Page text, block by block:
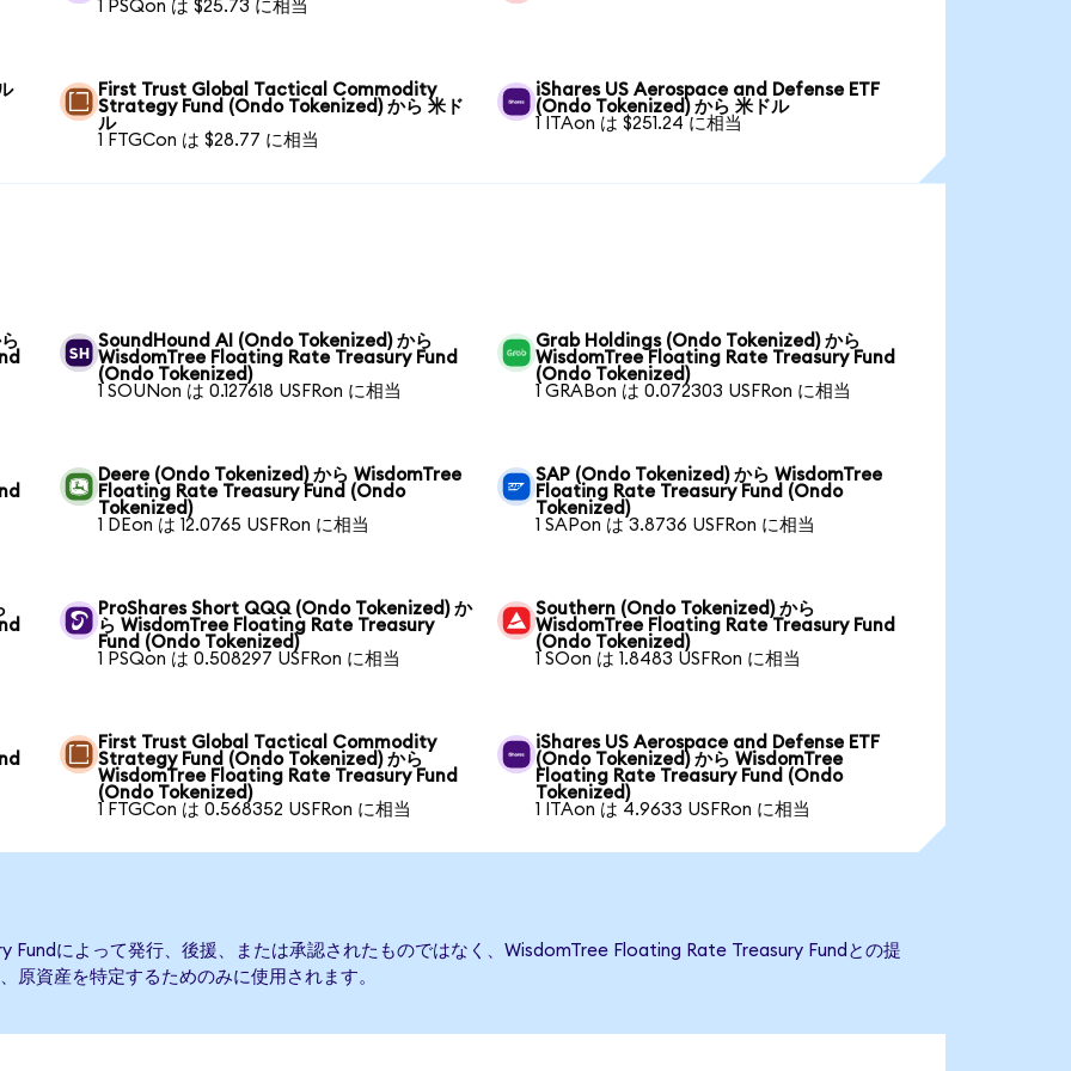
1 PSQon は $25.73 に相当
First Trust Global Tactical Commodity
Strategy Fund (Ondo Tokenized) から 米ド
ル
1 FTGCon は $28.77 に相当
iShares US Aerospace and Defense ETF
(Ondo Tokenized) から 米ドル
1 ITAon は $251.24 に相当
SoundHound AI (Ondo Tokenized) から
WisdomTree Floating Rate Treasury Fund
(Ondo Tokenized)
1 SOUNon は 0.127618 USFRon に相当
Grab Holdings (Ondo Tokenized) から
WisdomTree Floating Rate Treasury Fund
(Ondo Tokenized)
1 GRABon は 0.072303 USFRon に相当
Deere (Ondo Tokenized) から WisdomTree
Floating Rate Treasury Fund (Ondo
Tokenized)
1 DEon は 12.0765 USFRon に相当
SAP (Ondo Tokenized) から WisdomTree
Floating Rate Treasury Fund (Ondo
Tokenized)
1 SAPon は 3.8736 USFRon に相当
ProShares Short QQQ (Ondo Tokenized) か
ら WisdomTree Floating Rate Treasury
Fund (Ondo Tokenized)
1 PSQon は 0.508297 USFRon に相当
Southern (Ondo Tokenized) から
WisdomTree Floating Rate Treasury Fund
(Ondo Tokenized)
1 SOon は 1.8483 USFRon に相当
First Trust Global Tactical Commodity
Strategy Fund (Ondo Tokenized) から
WisdomTree Floating Rate Treasury Fund
(Ondo Tokenized)
1 FTGCon は 0.568352 USFRon に相当
iShares US Aerospace and Defense ETF
(Ondo Tokenized) から WisdomTree
Floating Rate Treasury Fund (Ondo
Tokenized)
1 ITAon は 4.9633 USFRon に相当
によって発行、後援、または承認されたものではなく、WisdomTree Floating Rate Treasury Fundとの提
原資産を特定するためのみに使用されます。